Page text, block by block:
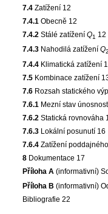
7.4 Zatížení 12
7.4.1 Obecně 12
7.4.2 Stálé zatíženíQ1 12
7.4.3 Nahodilá zatíženíQ2
7.4.4 Klimatická zatížení
7.5 Kombinace zatížení
7.6 Rozsah statického
7.6.1 Mezní stav
7.6.2 Statická rovnováha
7.6.3 Lokální posunutí 16
7.6.4 Zatížení
8 Dokumentace 17
Příloha A (informativní)
Příloha B (informativní)
Bibliografie 22